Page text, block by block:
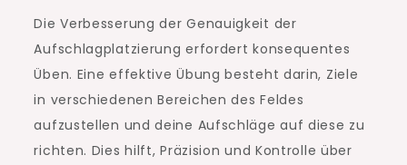
Die Verbesserung der Genauigkeit der
Aufschlagplatzierung erfordert konsequentes
Üben. Eine effektive Übung besteht darin, Ziele
in verschiedenen Bereichen des Feldes
aufzustellen und deine Aufschläge auf diese zu
richten. Dies hilft, Präzision und Kontrolle über